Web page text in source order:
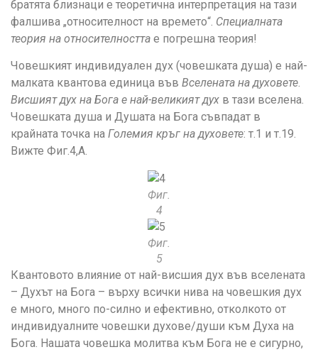
братята близнаци е теоретична интерпретация на тази
фалшива „относителност на времето“. Специалната
теория на относителността е погрешна теория!
Човешкият индивидуален дух (човешката душа) е най-
малката квантова единица във Вселената на духовете.
Висшият дух на Бога е най-великият дух в тази вселена.
Човешката душа и Душата на Бога съвпадат в
крайната точка на Големия кръг на духовете: т.1 и т.19.
Вижте Фиг.4,А.
Фиг.
4
Фиг.
5
Квантовото влияние от най-висшия дух във вселената
– Духът на Бога – върху всички нива на човешкия дух
е много, много по-силно и ефективно, отколкото от
индивидуалните човешки духове/души към Духа на
Бога. Нашата човешка молитва към Бога не е сигурно,